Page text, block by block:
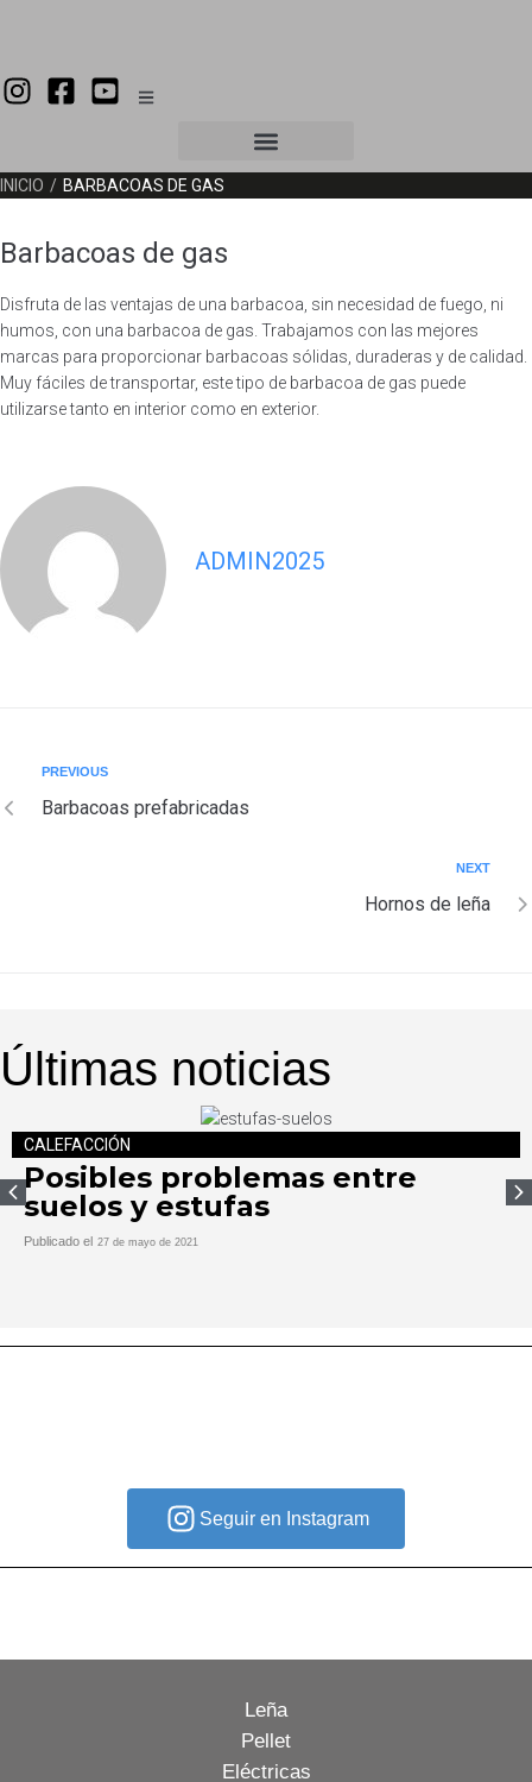
INICIO / BARBACOAS DE GAS
Barbacoas de gas
Disfruta de las ventajas de una barbacoa, sin necesidad de fuego, ni
humos, con una barbacoa de gas. Trabajamos con las mejores
marcas para proporcionar barbacoas sólidas, duraderas y de calidad.
Muy fáciles de transportar, este tipo de barbacoa de gas puede
utilizarse tanto en interior como en exterior.
ADMIN2025
PREVIOUS
Barbacoas prefabricadas
NEXT
Hornos de leña
Últimas noticias
CALEFACCIÓN
Posibles problemas entre
suelos y estufas
Publicado el 27 de mayo de 2021
Seguir en Instagram
Leña
Pellet
Eléctricas